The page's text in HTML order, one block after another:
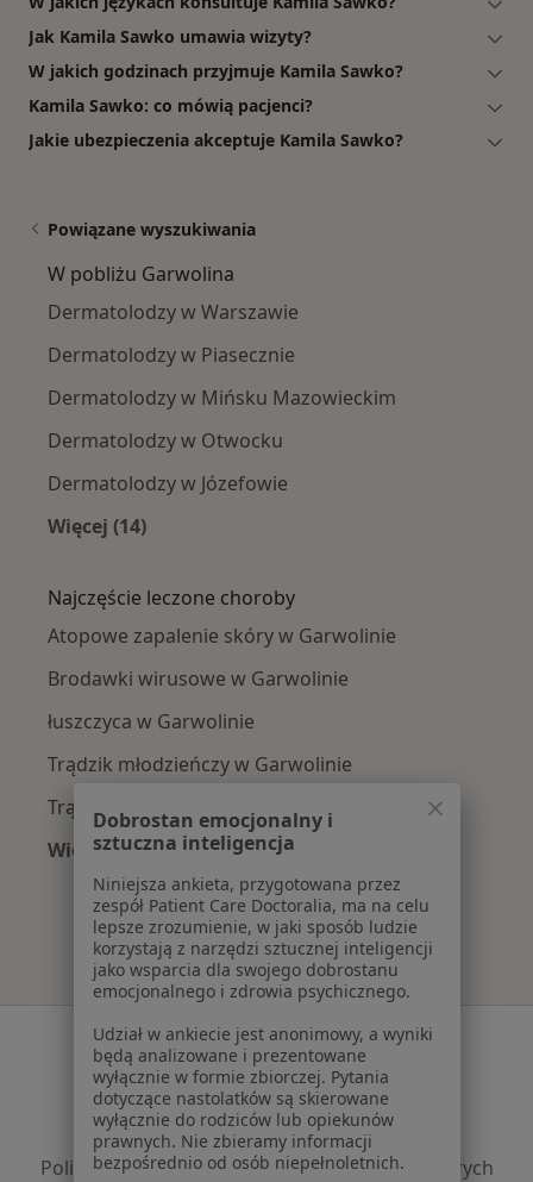
Jak Kamila Sawko umawia wizyty?
W jakich godzinach przyjmuje Kamila Sawko?
Kamila Sawko: co mówią pacjenci?
Jakie ubezpieczenia akceptuje Kamila Sawko?
Powiązane wyszukiwania
W pobliżu Garwolina
Dermatolodzy w Warszawie
Dermatolodzy w Piasecznie
Dermatolodzy w Mińsku Mazowieckim
Dermatolodzy w Otwocku
Dermatolodzy w Józefowie
Więcej (14)
Najczęście leczone choroby
Atopowe zapalenie skóry w Garwolinie
Brodawki wirusowe w Garwolinie
łuszczyca w Garwolinie
Trądzik młodzieńczy w Garwolinie
Trądzik różowaty w Garwolinie
Więcej (14)
Więcej w kategorii: Najczęście leczone
Serwis
Regulamin
Polityka prywatności pacjentów
Polityka prywatności profesjonalistów
Polityka prywatności dla profesjonalistów, których
Dobrostan emocjonalny i
sztuczna inteligencja
Niniejsza ankieta, przygotowana przez
zespół Patient Care Doctoralia, ma na celu
lepsze zrozumienie, w jaki sposób ludzie
korzystają z narzędzi sztucznej inteligencji
jako wsparcia dla swojego dobrostanu
emocjonalnego i zdrowia psychicznego.
Udział w ankiecie jest anonimowy, a wyniki
będą analizowane i prezentowane
wyłącznie w formie zbiorczej. Pytania
dotyczące nastolatków są skierowane
wyłącznie do rodziców lub opiekunów
prawnych. Nie zbieramy informacji
bezpośrednio od osób niepełnoletnich.